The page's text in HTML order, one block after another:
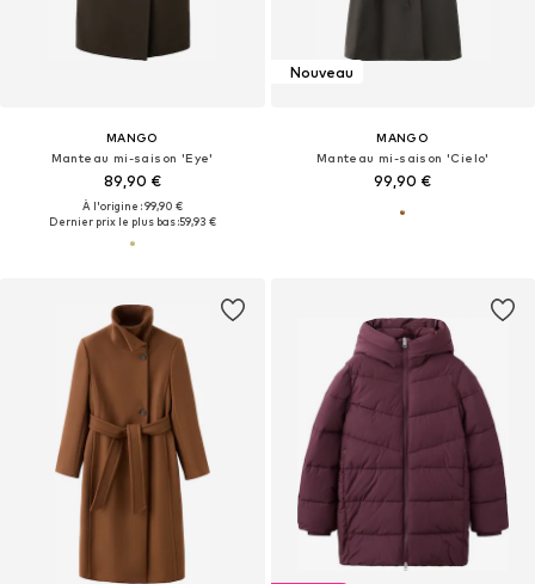
MANGO
Manteau mi-saison 'Eye'
89,90 €
À l'origine : 99,90 €
Dernier prix le plus bas :59,93 €
Nouveau
MANGO
Manteau mi-saison 'Cielo'
99,90 €